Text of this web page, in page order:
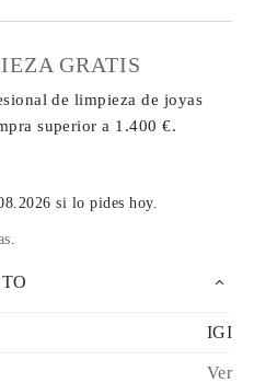
GRATIS
de limpieza de joyas
superior a 1.400 €.
si lo pides hoy.
IGI
Ver